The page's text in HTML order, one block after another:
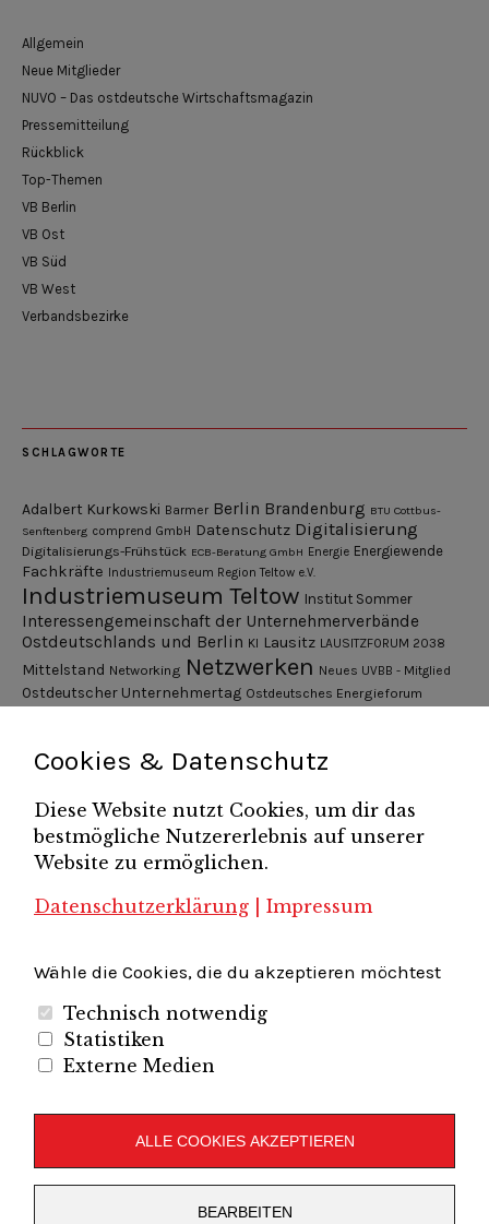
Allgemein
Neue Mitglieder
NUVO – Das ostdeutsche Wirtschaftsmagazin
Pressemitteilung
Rückblick
Top-Themen
VB Berlin
VB Ost
VB Süd
VB West
Verbandsbezirke
SCHLAGWORTE
Adalbert Kurkowski Barmer Berlin Brandenburg BTU Cottbus-
Senftenberg comprend GmbH Datenschutz Digitalisierung
Digitalisierungs-Frühstück ECB-Beratung GmbH Energie Energiewende
Fachkräfte Industriemuseum Region Teltow e.V.
Industriemuseum Teltow Institut Sommer
Interessengemeinschaft der Unternehmerverbände
Ostdeutschlands und Berlin KI Lausitz LAUSITZFORUM 2038
Mittelstand Networking Netzwerken Neues UVBB - Mitglied
Ostdeutscher Unternehmertag Ostdeutsches Energieforum
Pressemitteilung
Unternehmerfrühstück
Brandenburg-Berlin e.V.
Unternehmerverband Sachsen e.V. Unternehmervereinigung Uckermark
Unternehmervereinigung Uckermark e.V.
Wirtschaftshof Spandau e.V. Volkswirtschaftlicher Dialog
Unternehmerverband Brandenburg-Berlin e.V.
Folgen Sie uns auf
LinkedInInstagram
Slideshare
Youtube
Cookies & Datenschutz
Diese Website nutzt Cookies, um dir das
bestmögliche Nutzererlebnis auf unserer
Website zu ermöglichen.
Datenschutzerklärung
Impressum
Wähle die Cookies, die du akzeptieren möchtest
Technisch notwendig
Statistiken
Externe Medien
ALLE COOKIES AKZEPTIEREN
BEARBEITEN